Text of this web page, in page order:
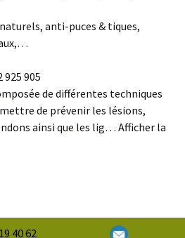
anti-puces & tiques,
925 905
de différentes techniques
de prévenir les lésions,
ainsi que les lig… Afficher la
40 62